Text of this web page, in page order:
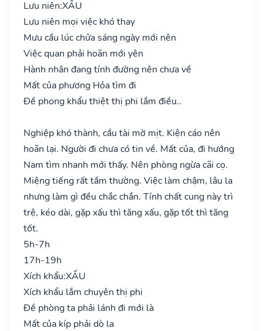
Lưu niên:XẤU
Lưu niên mọi việc khó thay
Mưu cầu lúc chửa sáng ngày mới nên
Việc quan phải hoãn mới yên
Hành nhân đang tính đường nên chưa về
Mất của phương Hỏa tìm đi
Đề phong khẩu thiệt thị phi lắm điều..
Nghiệp khó thành, cầu tài mờ mịt. Kiện cáo nên
hoãn lại. Người đi chưa có tin về. Mất của, đi hướng
Nam tìm nhanh mới thấy. Nên phòng ngừa cãi cọ.
Miệng tiếng rất tầm thường. Việc làm chậm, lâu la
nhưng làm gì đều chắc chắn. Tính chất cung này trì
trệ, kéo dài, gặp xấu thì tăng xấu, gặp tốt thì tăng
tốt.
5h-7h
17h-19h
Xích khẩu:XẤU
Xích khẩu lắm chuyên thị phi
Đề phòng ta phải lánh đi mới là
Mất của kíp phải dò la